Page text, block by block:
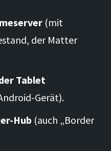
(mit
der Matter
Tablet
Gerät).
Hub (auch „Border